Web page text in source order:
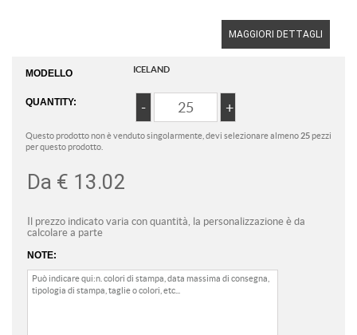
MAGGIORI DETTAGLI
MODELLO ICELAND
QUANTITY:
Questo prodotto non è venduto singolarmente, devi selezionare almeno 25pezzi
per questo prodotto.
Da € 13.02
Il prezzo indicato varia con quantità, la personalizzazione è da
calcolare a parte
NOTE: